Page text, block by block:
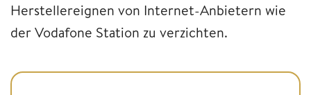
Herstellereignen von Internet-Anbietern wie
der Vodafone Station zu verzichten.